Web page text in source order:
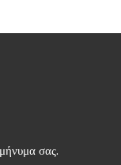
σας.